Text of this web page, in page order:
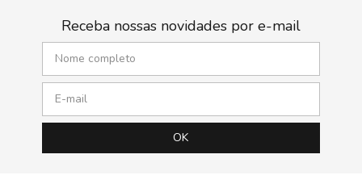
Receba nossas novidades por e-mail